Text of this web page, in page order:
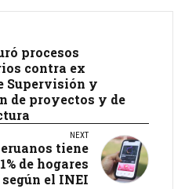
procesos
contra ex
Supervisión y
de proyectos y de
NEXT
tiene
de hogares
el INEI